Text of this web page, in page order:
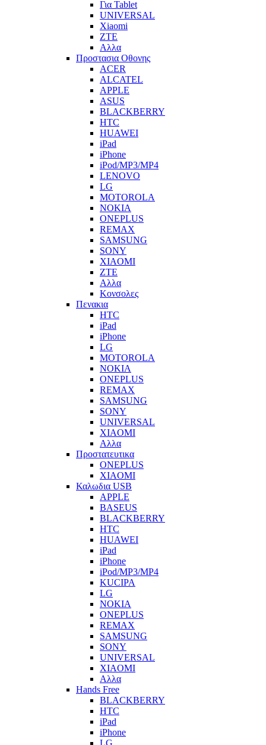
Για Tablet
UNIVERSAL
Xiaomi
ZTE
Αλλα
Προστασια Οθονης
ACER
ALCATEL
APPLE
ASUS
BLACKBERRY
HTC
HUAWEI
iPad
iPhone
iPod/MP3/MP4
LENOVO
LG
MOTOROLA
NOKIA
ONEPLUS
REMAX
SAMSUNG
SONY
XIAOMI
ZTE
Αλλα
Κονσολες
Πενακια
HTC
iPad
iPhone
LG
MOTOROLA
NOKIA
ONEPLUS
REMAX
SAMSUNG
SONY
UNIVERSAL
XIAOMI
Αλλα
Προστατευτικα
ONEPLUS
XIAOMI
Καλωδια USB
APPLE
BASEUS
BLACKBERRY
HTC
HUAWEI
iPad
iPhone
iPod/MP3/MP4
KUCIPA
LG
NOKIA
ONEPLUS
REMAX
SAMSUNG
SONY
UNIVERSAL
XIAOMI
Αλλα
Hands Free
BLACKBERRY
HTC
iPad
iPhone
LG